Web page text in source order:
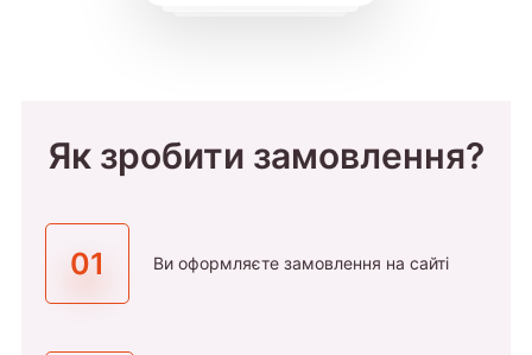
Як зробити замовлення?
01 Ви оформляєте замовлення на сайті